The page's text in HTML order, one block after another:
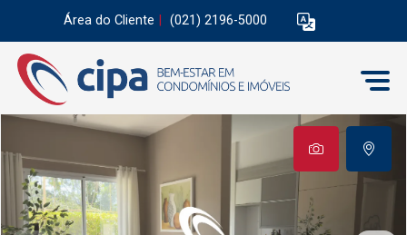
Área do Cliente (021) 2196-5000